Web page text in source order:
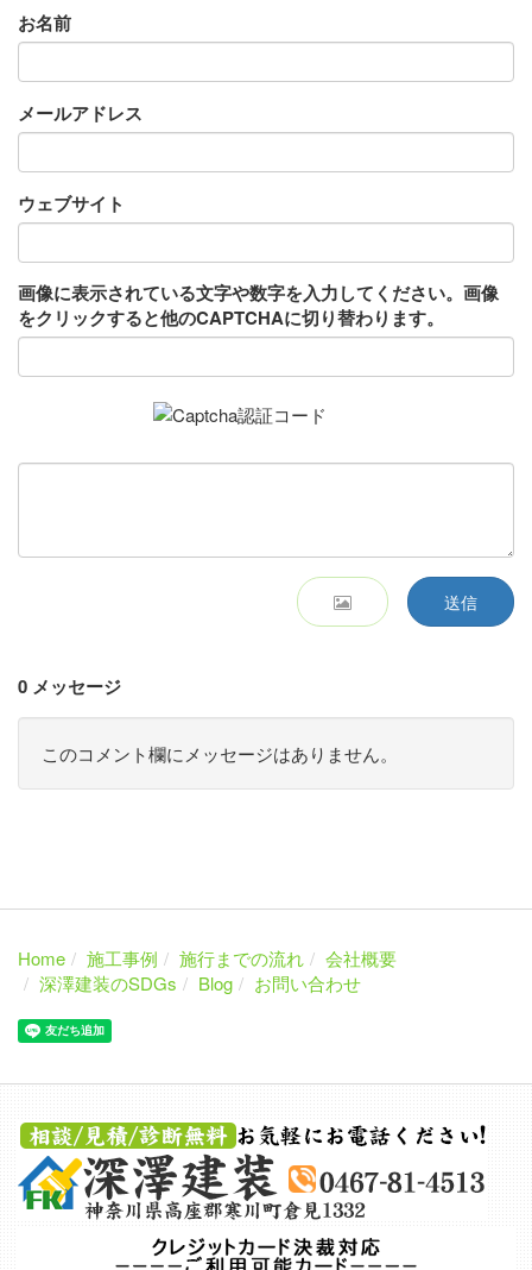
お名前
メールアドレス
ウェブサイト
画像に表示されている文字や数字を入力してください。画像
をクリックすると他のCAPTCHAに切り替わります。
送信
0 メッセージ
このコメント欄にメッセージはありません。
Home 施工事例 施行までの流れ
会社概要
深澤建装のSDGs
Blog お問い合わせ